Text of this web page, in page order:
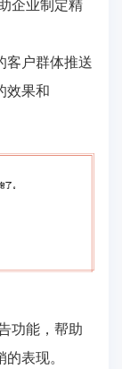
企业制定精
客户群体推送
效果和
功能，帮助
表现。